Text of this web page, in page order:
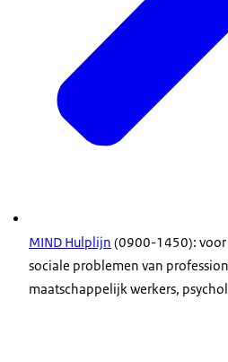
MIND Hulplijn (0900-1450): voor
sociale problemen van
maatschappelijk werkers,